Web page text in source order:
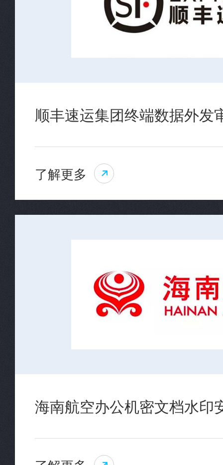
顺丰速运集团终端数据外发
了解更多 
海南航空办公机密文档水印